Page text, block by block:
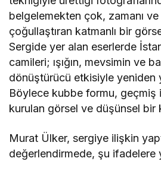
belgelemekten çok, zamanı ve
çoğullaştıran katmanlı bir
Sergide yer alan eserlerde
camileri; ışığın, mevsimin ve
dönüştürücü etkisiyle yeniden
Böylece kubbe formu, geçmiş
kurulan görsel ve düşünsel bir
Murat Ülker, sergiye ilişkin
değerlendirmede, şu ifadelere